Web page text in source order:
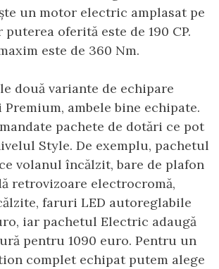
un motor electric amplasat pe
oferită este de 190 CP.
este de 360 Nm.
două variante de echipare
ambele bine echipate.
pachete de dotări ce pot
Style. De exemplu, pachetul
volanul încălzit, bare de plafon
retrovizoare electrocromă,
faruri LED autoreglabile
iar pachetul Electric adaugă
pentru 1090 euro. Pentru un
complet echipat putem alege